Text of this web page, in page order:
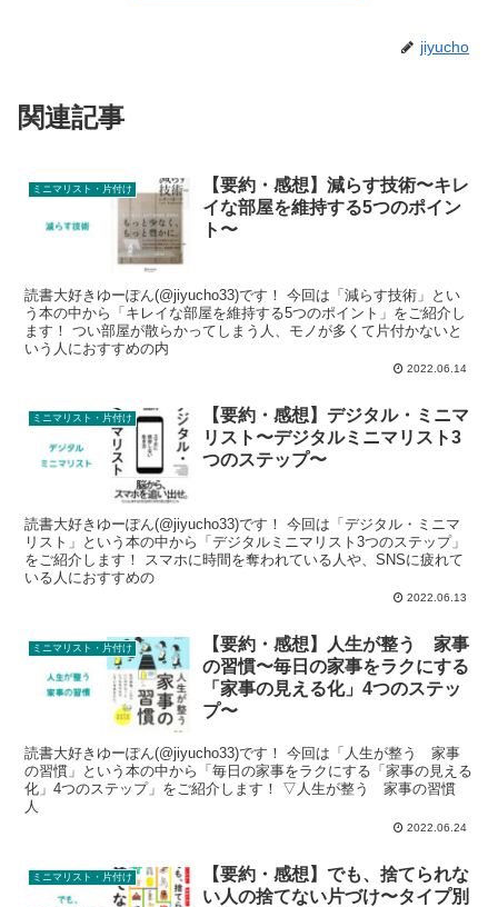
jiyucho
関連記事
ミニマリスト・片付け
【要約・感想】減らす技術〜キレ
イな部屋を維持する5つのポイン
ト〜
読書大好きゆーぽん(@jiyucho33)です！ 今回は「減らす技術」とい
う本の中から「キレイな部屋を維持する5つのポイント」をご紹介し
ます！ つい部屋が散らかってしまう人、モノが多くて片付かないと
いう人におすすめの内
2022.06.14
ミニマリスト・片付け
【要約・感想】デジタル・ミニマ
リスト〜デジタルミニマリスト3
つのステップ〜
読書大好きゆーぽん(@jiyucho33)です！ 今回は「デジタル・ミニマ
リスト」という本の中から「デジタルミニマリスト3つのステップ」
をご紹介します！ スマホに時間を奪われている人や、SNSに疲れて
いる人におすすめの
2022.06.13
ミニマリスト・片付け
【要約・感想】人生が整う 家事
の習慣〜毎日の家事をラクにする
「家事の見える化」4つのステッ
プ〜
読書大好きゆーぽん(@jiyucho33)です！ 今回は「人生が整う 家事
の習慣」という本の中から「毎日の家事をラクにする「家事の見える
化」4つのステップ」をご紹介します！ ▽人生が整う 家事の習慣
人
2022.06.24
ミニマリスト・片付け
【要約・感想】でも、捨てられな
い人の捨てない片づけ〜タイプ別